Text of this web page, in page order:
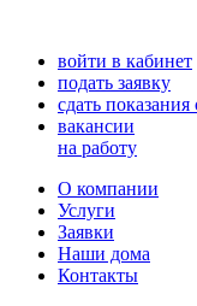
войти в кабинет
подать заявку
сдать показания
вакансии
на работу
О компании
Услуги
Заявки
Наши дома
Контакты